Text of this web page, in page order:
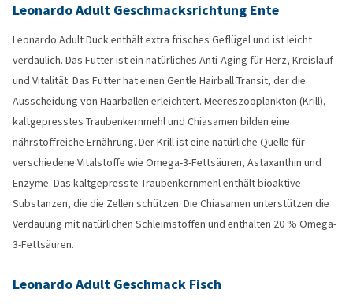
Leonardo Adult Geschmacksrichtung Ente
Leonardo Adult Duck enthält extra frisches Geflügel und ist leicht
verdaulich. Das Futter ist ein natürliches Anti-Aging für Herz, Kreislauf
und Vitalität. Das Futter hat einen Gentle Hairball Transit, der die
Ausscheidung von Haarballen erleichtert. Meereszooplankton (Krill),
kaltgepresstes Traubenkernmehl und Chiasamen bilden eine
nährstoffreiche Ernährung. Der Krill ist eine natürliche Quelle für
verschiedene Vitalstoffe wie Omega-3-Fettsäuren, Astaxanthin und
Enzyme. Das kaltgepresste Traubenkernmehl enthält bioaktive
Substanzen, die die Zellen schützen. Die Chiasamen unterstützen die
Verdauung mit natürlichen Schleimstoffen und enthalten 20 % Omega-
3-Fettsäuren.
Leonardo Adult Geschmack Fisch